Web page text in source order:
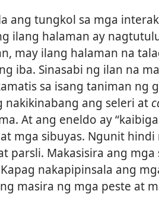
ang tungkol sa mga
ilang halaman ay
may ilang halaman na
iba. Sinasabi ng ilan na
sa isang taniman ng
nakikinabang ang seleri at
At ang eneldo ay
mga sibuyas. Ngunit
parsli. Makasisira ang
nakapipinsala ang
masira ng mga peste at